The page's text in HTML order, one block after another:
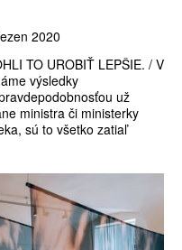
2020
TO UROBIŤ LEPŠIE. / V
výsledky
už
ministra či ministerky
sú to všetko zatiaľ